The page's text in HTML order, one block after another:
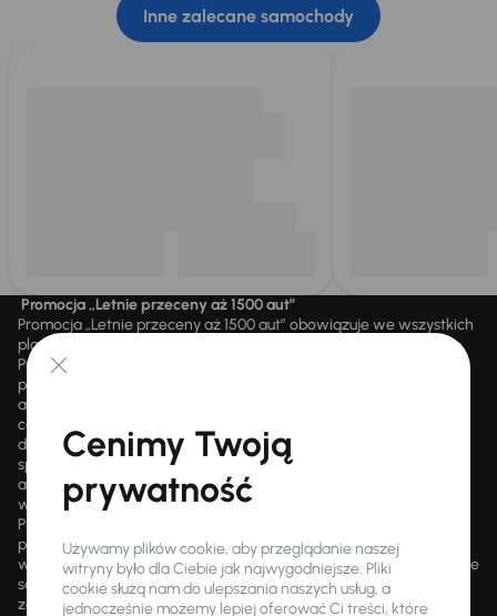
Inne zalecane samochody
Promocja „Letnie przeceny aż 1500 aut”
Promocja „Letnie przeceny aż 1500 aut” obowiązuje we wszystkich
placówkach Autocentrum AAA AUTO Sp. z o.o. („AAA AUTO”).
Promocja polega na możliwości nabycia wybranych pojazdów
przecenionych, wskazanych w serwisie internetowym
aaaauto.pl/promocja, ze zniżką uwidocznioną w prezentowanej
cenie. Zniżka jest obliczana jako różnica pomiędzy najniższą ceną
danego pojazdu z 30 dni przed obniżką a jego aktualną ceną
sprzedaży. Liczba samochodów objętych promocją jest zmienna i
aktualizowana na bieżąco; średnia liczba dostępnych pojazdów
wynosi około 1500, a nowe auta są dodawane każdego dnia.
Promocji nie można łączyć z innymi aktualnie obowiązującymi
promocjami ani rabatami, ani dochodzić do niej prawa z mocą
wsteczną. Szczegółowe informacje o zasadach promocji udzielane
są przez upoważnionych pracowników AAA AUTO. AAA AUTO
zastrzega sobie prawo do zawarcia umowy wyłącznie w formie
Cenimy Twoją
prywatność
Używamy plików cookie, aby przeglądanie naszej
witryny było dla Ciebie jak najwygodniejsze. Pliki
cookie służą nam do ulepszania naszych usług, a
jednocześnie możemy lepiej oferować Ci treści, które